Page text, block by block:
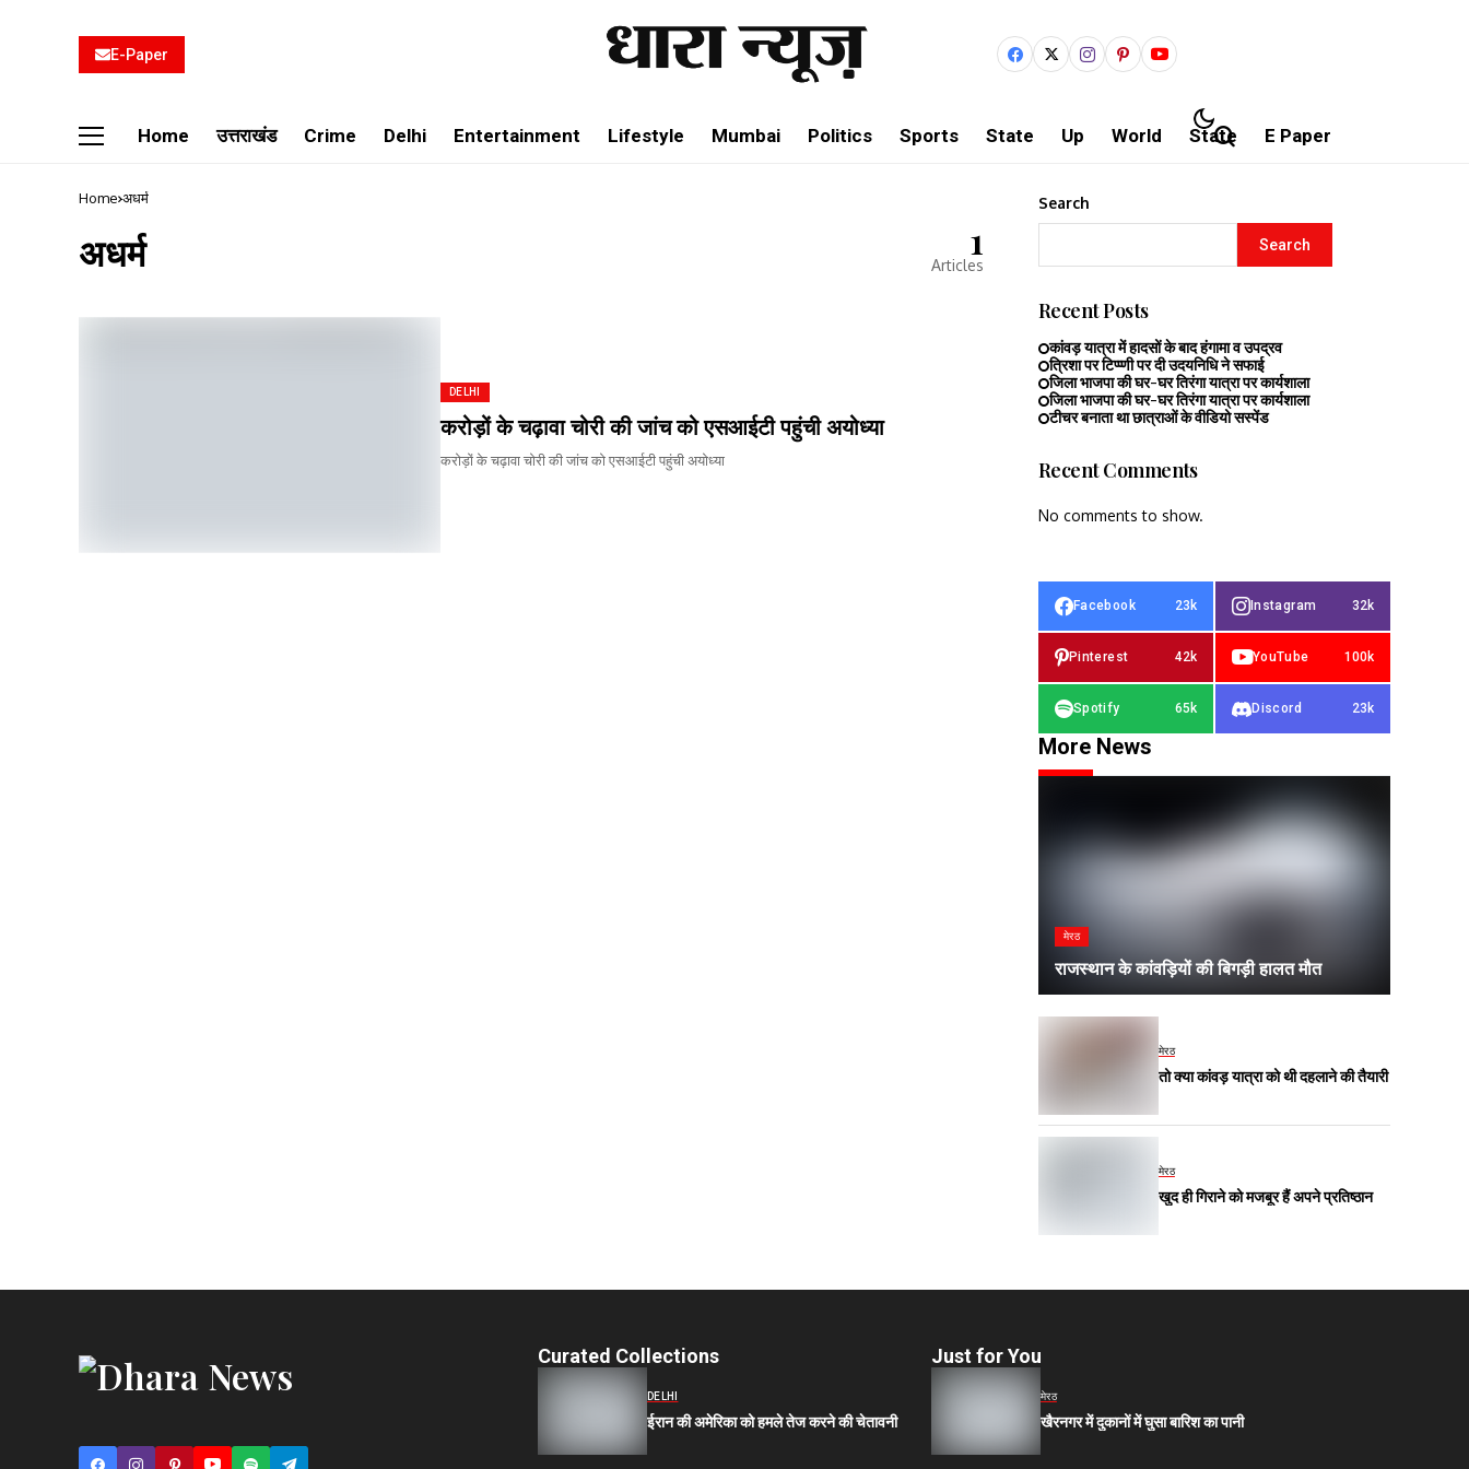
E-Paper
Home उत्तराखंड Crime Delhi Entertainment Lifestyle Mumbai Politics Sports State Up World State E Paper
Home अधर्म
अधर्म 1
Articles
DELHI
करोड़ों के चढ़ावा चोरी की जांच को एसआईटी पहुंची अयोध्या
करोड़ों के चढ़ावा चोरी की जांच को एसआईटी पहुंची अयोध्या
Search
Search
Recent Posts
कांवड़ यात्रा में हादसों के बाद हंगामा व उपद्रव
त्रिशा पर टिप्प्णी पर दी उदयनिधि ने सफाई
जिला भाजपा की घर-घर तिरंगा यात्रा पर कार्यशाला
जिला भाजपा की घर-घर तिरंगा यात्रा पर कार्यशाला
टीचर बनाता था छात्राओं के वीडियो सस्पेंड
Recent Comments
No comments to show.
Facebook 23k Instagram 32k
Pinterest 42k YouTube 100k
Spotify 65k Discord 23k
More News
मेरठ
राजस्थान के कांवड़ियों की बिगड़ी हालत मौत
मेरठ
तो क्या कांवड़ यात्रा को थी दहलाने की तैयारी
मेरठ
खुद ही गिराने को मजबूर हैं अपने प्रतिष्ठान
Curated Collections
DELHI
ईरान की अमेरिका को हमले तेज करने की चेतावनी
Just for You
मेरठ
खैरनगर में दुकानों में घुसा बारिश का पानी